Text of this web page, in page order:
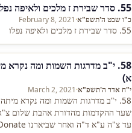
55. סדר שבירת ז מלכים ולאיפה נפלו
כ"ו שבט ה'תשפ"א·
February 8, 2021
55. סדר שבירת ז מלכים ולאיפה נפלו
58. י"ב מדרגות השמות ומה נקרא
א)
י"ח אדר ה'תשפ"א·
March 2, 2021
58. י"ב מדרגות השמות ומה נקרא
שער ההקדמות מהדורת אהבת שלום צ"ג
עד צ"ה ע"א ד"ה ואחר שביארנו Donate…